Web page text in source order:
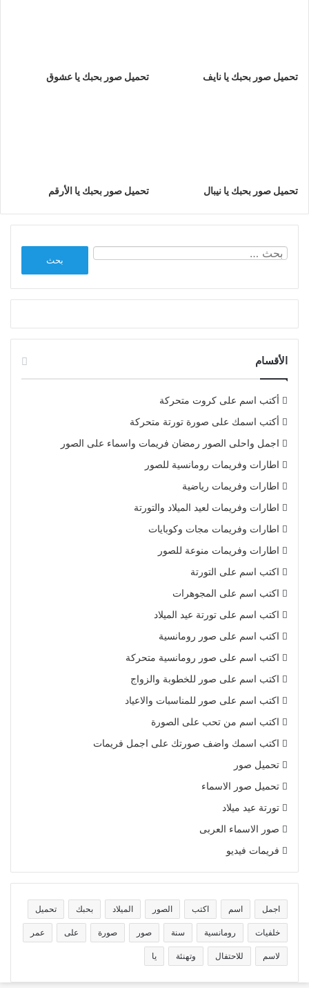
تحميل صور بحبك يا نايف تحميل صور بحبك يا عشوق
تحميل صور بحبك يا نيبال تحميل صور بحبك يا الأرقم
الأقسام
أكتب اسم على كروت متحركة
أكتب اسمك على صورة تورتة متحركة
اجمل واحلى الصور رمضان فريمات واسماء على الصور
اطارات وفريمات رومانسية للصور
اطارات وفريمات رياضية
اطارات وفريمات لعيد الميلاد والتورتة
اطارات وفريمات مجات وكوبايات
اطارات وفريمات منوعة للصور
اكتب اسم على التورتة
اكتب اسم على المجوهرات
اكتب اسم على تورتة عيد الميلاد
اكتب اسم على صور رومانسية
اكتب اسم على صور رومانسية متحركة
اكتب اسم على صور للخطوبة والزواج
اكتب اسم على صور للمناسبات والاعياد
اكتب اسم من تحب على الصورة
اكتب اسمك واضف صورتك على اجمل فريمات
تحميل صور
تحميل صور الاسماء
تورتة عيد ميلاد
صور الاسماء العربى
فريمات فيديو
اجمل اسم اكتب الصور الميلاد بحبك تحميل
خلفيات رومانسية سنة صور صورة على عمر
لاسم للاحتفال وتهنئة يا